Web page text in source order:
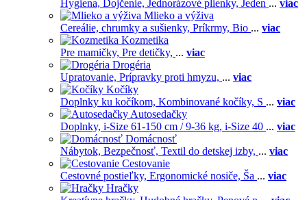
Hygiena, Dojčenie, Jednorázové plienky, Jeden ... viac
Mlieko a výživa
Cereálie, chrumky a sušienky, Príkrmy, Bio ... viac
Kozmetika
Pre mamičky, Pre detičky, ... viac
Drogéria
Upratovanie, Prípravky proti hmyzu, ... viac
Kočíky
Doplnky ku kočíkom, Kombinované kočíky, S ... viac
Autosedačky
Doplnky, i-Size 61-150 cm / 9-36 kg, i-Size 40 ... viac
Domácnosť
Nábytok, Bezpečnosť, Textil do detskej izby, ... viac
Cestovanie
Cestovné postieľky, Ergonomické nosiče, Ša ... viac
Hračky